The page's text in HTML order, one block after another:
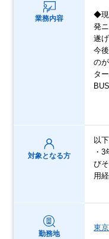
業務内容
◆現
発
遂
今
の
タ
対象となる方
以
・
び
用
勤務地
東